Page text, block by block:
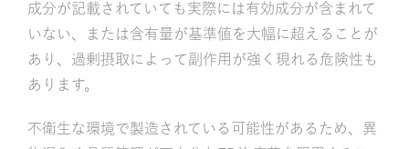
成分が記載されていても実際には有効成分が含まれて
いない、または含有量が基準値を大幅に超えることが
あり、過剰摂取によって副作用が強く現れる危険性も
あります。
不衛生な環境で製造されている可能性があるため、異